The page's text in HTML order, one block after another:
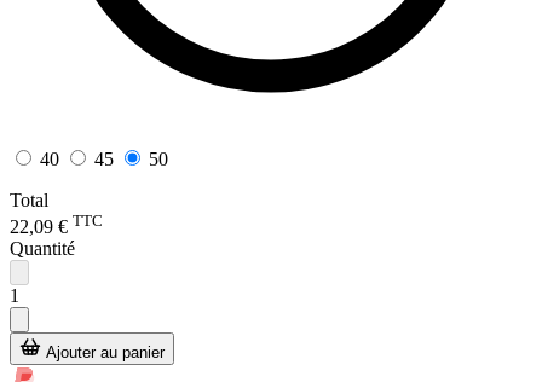
40 45
50
Total
22,09 € TTC
Quantité
1
Ajouter au panier